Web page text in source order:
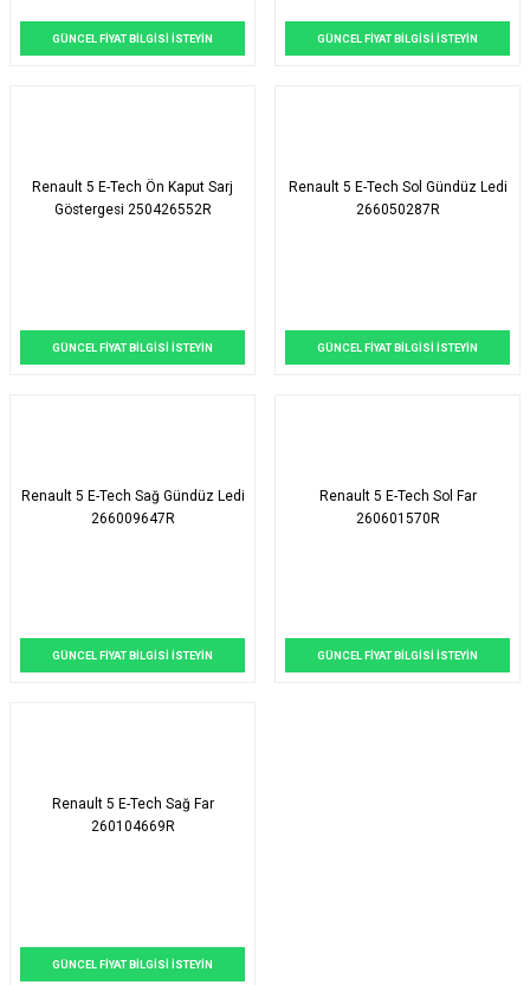
GÜNCEL FİYAT BİLGİSİ İSTEYİN GÜNCEL FİYAT BİLGİSİ İSTEYİN
Renault 5 E-Tech Ön Kaput Sarj
Göstergesi 250426552R
GÜNCEL FİYAT BİLGİSİ İSTEYİN
Renault 5 E-Tech Sol Gündüz Ledi
266050287R
GÜNCEL FİYAT BİLGİSİ İSTEYİN
Renault 5 E-Tech Sağ Gündüz Ledi
266009647R
GÜNCEL FİYAT BİLGİSİ İSTEYİN
Renault 5 E-Tech Sol Far
260601570R
GÜNCEL FİYAT BİLGİSİ İSTEYİN
Renault 5 E-Tech Sağ Far
260104669R
GÜNCEL FİYAT BİLGİSİ İSTEYİN